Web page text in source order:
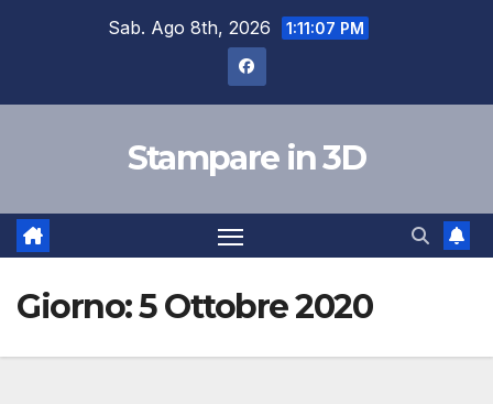
Sab. Ago 8th, 2026 1:11:08 PM
Stampare in 3D
Giorno:5 Ottobre 2020